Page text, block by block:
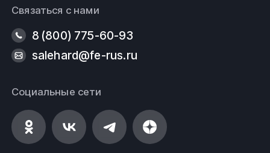
заказ, а так жедругие виды полимерных
тройников
другие вопросы, касательно продуктов компании Вы
можете, позвонив по телефону или написав по
электронной почте в отдел продаж:
8 (800) 775-60-93
salehard@fe-rus.ru
Вся продукция выполнена согласно нормам
Связаться с нами
8 (800) 775-60-93
salehard@fe-rus.ru
Социальные сети